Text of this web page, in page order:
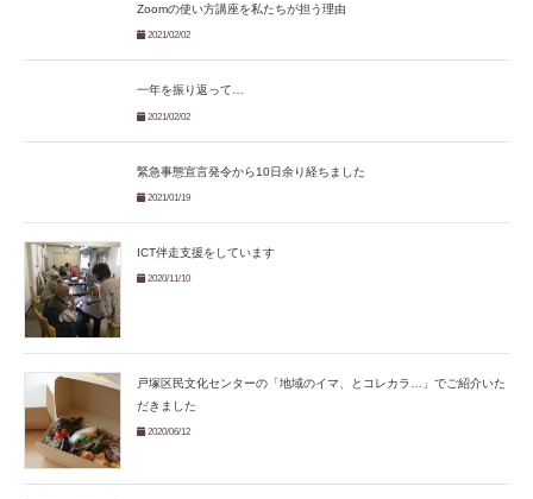
Zoomの使い方講座を私たちが担う理由
2021/02/02
一年を振り返って…
2021/02/02
緊急事態宣言発令から10日余り経ちました
2021/01/19
ICT伴走支援をしています
2020/11/10
戸塚区民文化センターの「地域のイマ、とコレカラ…」でご紹介いた
だきました
2020/06/12